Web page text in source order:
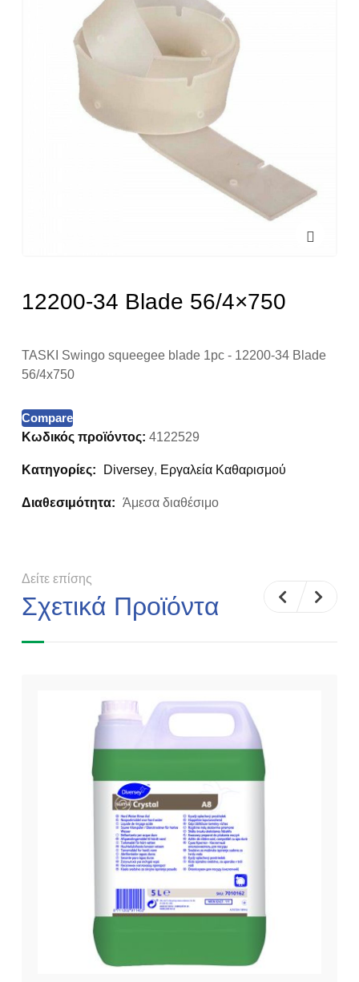
12200-34 Blade 56/4×750
TASKI Swingo squeegee blade 1pc - 12200-34 Blade
56/4x750
Compare
Κωδικός προϊόντος: 4122529
Κατηγορίες: Diversey, Εργαλεία Καθαρισμού
Διαθεσιμότητα: Άμεσα διαθέσιμο
Δείτε επίσης
Σχετικά Προϊόντα